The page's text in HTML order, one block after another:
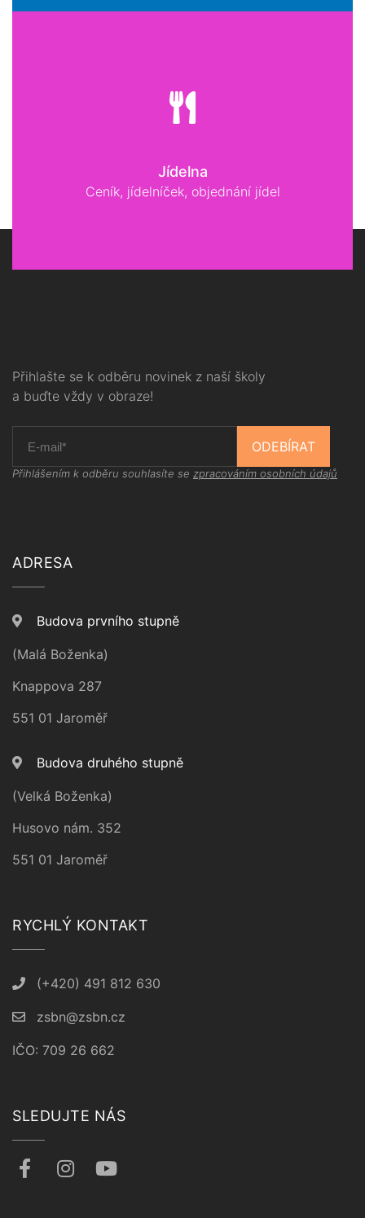
Jídelna
Ceník, jídelníček, objednání jídel
Přihlašte se k odběru novinek z naší školy
a buďte vždy v obraze!
ODEBÍRAT
Přihlášením k odběru souhlasíte se zpracováním osobních údajů
ADRESA
Budova prvního stupně
(Malá Boženka)
Knappova 287
551 01 Jaroměř
Budova druhého stupně
(Velká Boženka)
Husovo nám. 352
551 01 Jaroměř
RYCHLÝ KONTAKT
(+420) 491 812 630
zsbn@zsbn.cz
IČO: 709 26 662
SLEDUJTE NÁS